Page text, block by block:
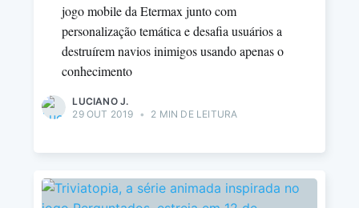
jogo mobile da Etermax junto com
personalização temática e desafia usuários a
destruírem navios inimigos usando apenas o
conhecimento
LUCIANO J.
29 OUT 2019 • 2 MIN DE LEITURA